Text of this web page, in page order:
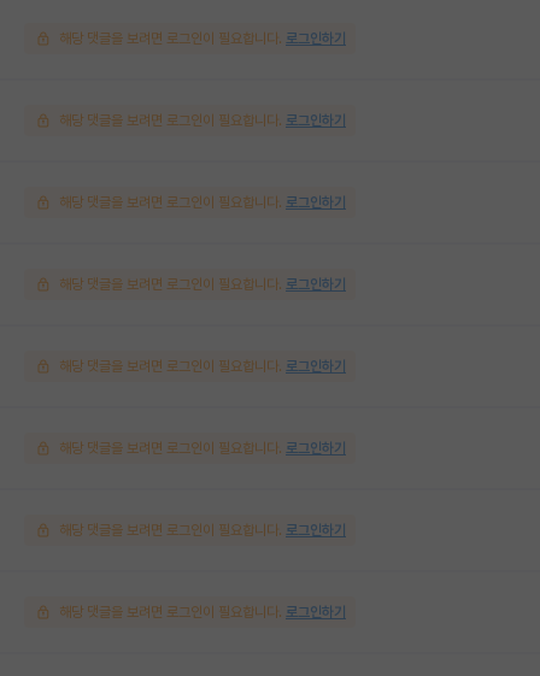
해당 댓글을 보려면 로그인이 필요합니다. 로그인하기
해당 댓글을 보려면 로그인이 필요합니다. 로그인하기
해당 댓글을 보려면 로그인이 필요합니다. 로그인하기
해당 댓글을 보려면 로그인이 필요합니다. 로그인하기
해당 댓글을 보려면 로그인이 필요합니다. 로그인하기
해당 댓글을 보려면 로그인이 필요합니다. 로그인하기
해당 댓글을 보려면 로그인이 필요합니다. 로그인하기
해당 댓글을 보려면 로그인이 필요합니다. 로그인하기